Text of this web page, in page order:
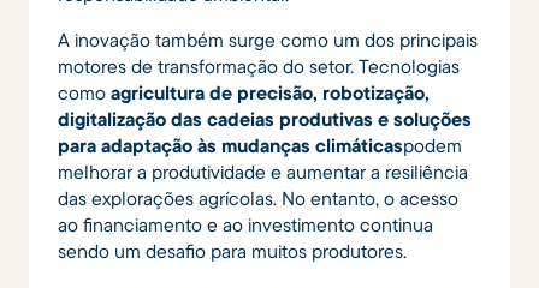
A inovação também surge como um dos principais
motores de transformação do setor. Tecnologias
como agricultura de precisão, robotização,
digitalização das cadeias produtivas e soluções
para adaptação às mudanças climáticaspodem
melhorar a produtividade e aumentar a resiliência
das explorações agrícolas. No entanto, o acesso
ao financiamento e ao investimento continua
sendo um desafio para muitos produtores.